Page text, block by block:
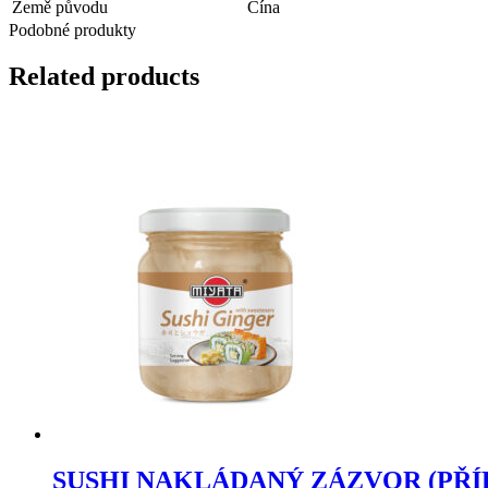
Země původu
Čína
Podobné produkty
Related products
SUSHI NAKLÁDANÝ ZÁZVOR